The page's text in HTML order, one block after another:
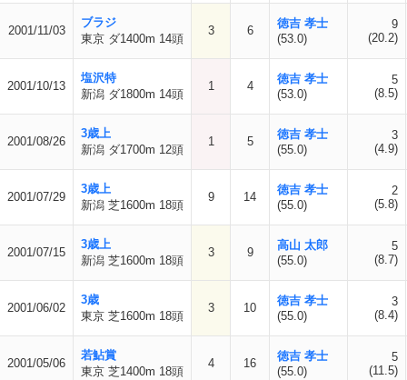
2001/11/03
ブラジ
東京 ダ1400m 14頭
3 6
徳吉 孝士
(53.0)
9
(20.2)
2001/10/13
塩沢特
新潟 ダ1800m 14頭
1 4
徳吉 孝士
(53.0)
5
(8.5)
2001/08/26
3歳上
新潟 ダ1700m 12頭
1 5
徳吉 孝士
(55.0)
3
(4.9)
2001/07/29
3歳上
新潟 芝1600m 18頭
9 14
徳吉 孝士
(55.0)
2
(5.8)
2001/07/15
3歳上
新潟 芝1600m 18頭
3 9
高山 太郎
(55.0)
5
(8.7)
2001/06/02
3歳
東京 芝1600m 18頭
3 10
徳吉 孝士
(55.0)
3
(8.4)
2001/05/06
若鮎賞
東京 芝1400m 18頭
4 16
徳吉 孝士
(55.0)
5
(11.5)